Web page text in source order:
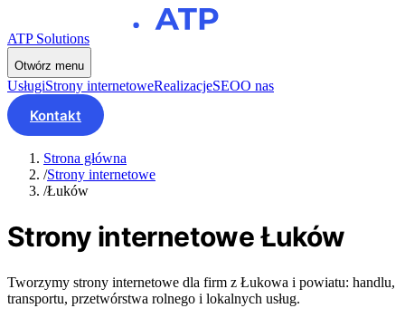
ATP Solutions
Otwórz menu
UsługiStrony internetoweRealizacjeSEOO nas
Kontakt
Strona główna
/Strony internetowe
/Łuków
Strony internetoweŁuków
Tworzymy strony internetowe dla firm z Łukowa i powiatu: handlu,
transportu, przetwórstwa rolnego i lokalnych usług.